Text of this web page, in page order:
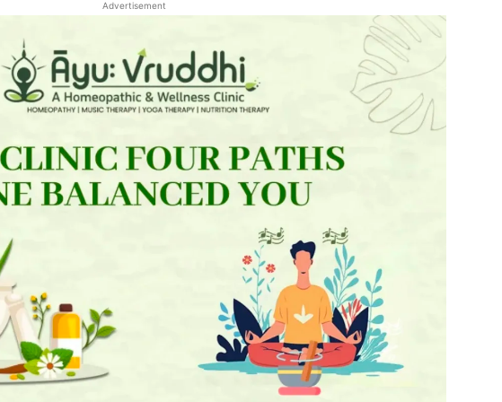
Advertisement